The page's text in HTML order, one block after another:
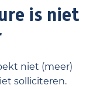
is niet
niet (meer)
solliciteren.